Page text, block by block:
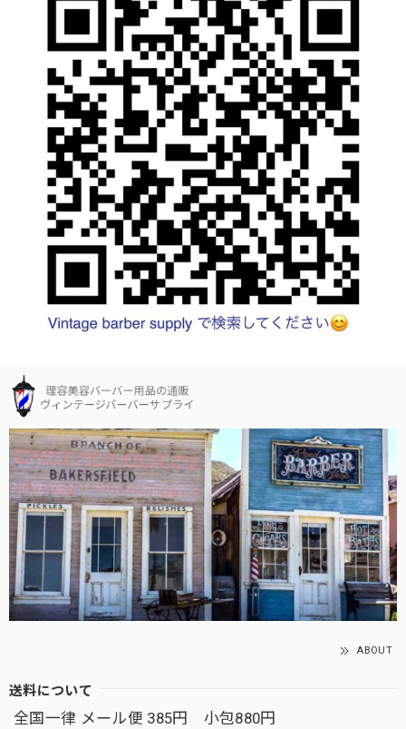
ABOUT
送料について
全国一律 メール便 385円 小包880円